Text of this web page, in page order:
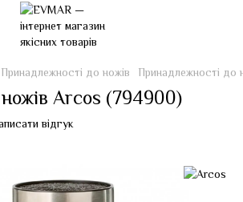
Принадлежності до ножів Принадлежності до
Arcos (794900)
відгук